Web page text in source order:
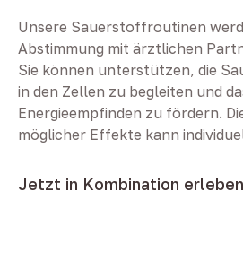
Unsere Sauerstoffroutinen
Abstimmung mit ärztlichen
Sie können unterstützen, die
in den Zellen zu begleiten und
Energieempfinden zu fördern.
möglicher Effekte kann
Jetzt in Kombination erleben